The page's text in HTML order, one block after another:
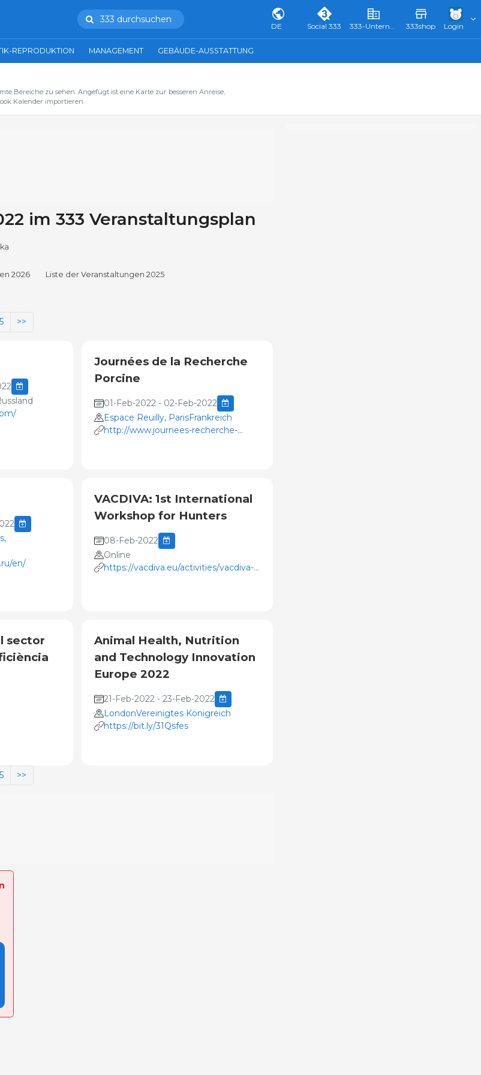
333 durchsuchen
DE Social 333 333-Unternehmensverzeichnis & Führer 333shop Login
REPRODUKTION MANAGEMENT GEBÄUDE-AUSSTATTUNG
Bereiche zu sehen. Angefügt ist eine Karte zur besseren Anreise,
Kalender importieren.
im 333 Veranstaltungsplan
2026 Liste der Veranstaltungen 2025
5 >>
Journées de la Recherche
Porcine
01-Feb-2022 - 02-Feb-2022
Espace Reuilly, ParisFrankreich
http://www.journees-recherche-
en/
VACDIVA: 1st International
Workshop for Hunters
08-Feb-2022
Online
https://vacdiva.eu/activities/vacdiva-
sector
Animal Health, Nutrition
and Technology Innovation
Europe 2022
21-Feb-2022 - 23-Feb-2022
LondonVereinigtes Königreich
https://bit.ly/31Qsfes
5 >>